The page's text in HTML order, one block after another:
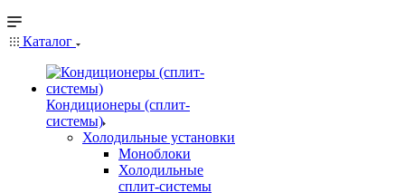
Каталог
Кондиционеры (сплит-
системы)
Холодильные установки
Моноблоки
Холодильные
сплит-системы